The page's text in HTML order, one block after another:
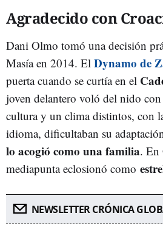
Agradecido con
Dani Olmo tomó una decisión
Masía en 2014. El Dynamo de
puerta cuando se curtía en el
joven delantero voló del nido con
cultura y un clima distintos, con
idioma, dificultaban su
lo acogió como una familia. En
mediapunta eclosionó como
NEWSLETTER CRÓNICA